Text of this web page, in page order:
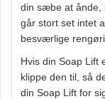
din sæbe at ånde,
går stort set intet
besværlige
Hvis din Soap Lift
klippe den til, så
din Soap Lift for